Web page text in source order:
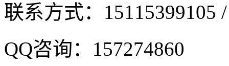
联系方式： 15115399105
QQ咨询： 157274860